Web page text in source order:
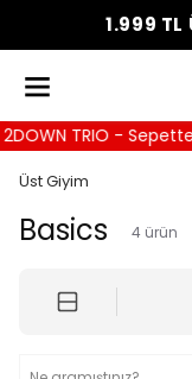
1.999 TL
TRIO -
Üst Giyim
Basics 4 ürün